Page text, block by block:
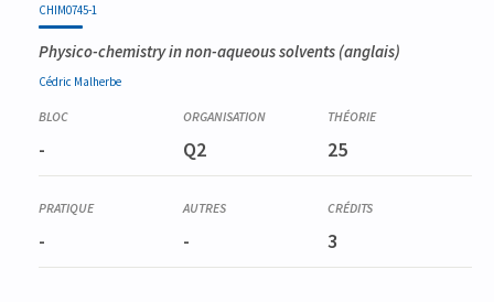
CHIM0745-1
Physico-chemistry in non-aqueous solvents (anglais)
Cédric Malherbe
- Q2 25
- - 3